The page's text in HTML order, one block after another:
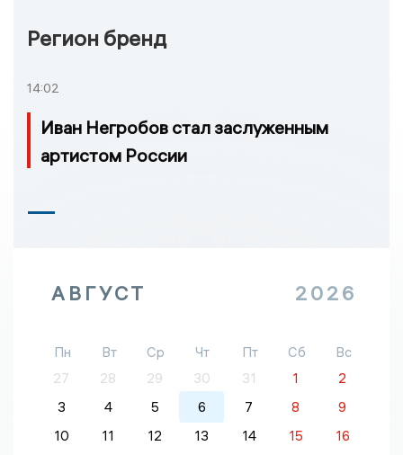
Регион бренд
14:02
Иван Негробов стал заслуженным
артистом России
АВГУСТ 2026
Пн Вт Ср Чт Пт Сб
Вс
27
28 29 30 31 1
2
3
4 5 6 7 8
9
10
11 12 13 14 15
16